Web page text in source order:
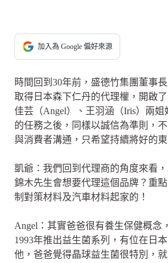
加入為 Google 偏好來源
時間回到30年前，盛德竹集團董事
取得日本森下仁丹的代理權，開啟
佳芸（Angel）、王羽涵（Iris）兩
的任務之後，同樣以誠信為準則，
與消費者溝通，只希望持續將好的
凱爺：我們回到代理商的角度來看
錦木先生會想要代理這個品牌？重
制對策材料及汽車材料起家的！
Angel：其實爸爸很有養生保健概念
1993年推出益生菌系列，有位在日
他，爸爸覺得晶球益生菌很特別，